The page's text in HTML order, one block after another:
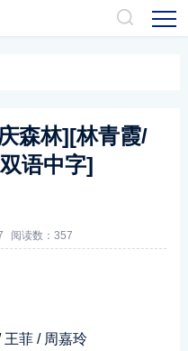
森林][林青霞/
语中字]
阅读数： 357
王菲 / 周嘉玲